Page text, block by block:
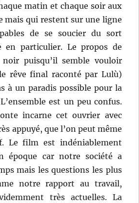
matin et chaque soir aux
mais qui restent sur une ligne
de se soucier du sort
en particulier. Le propos de
puisqu’il semble vouloir
rêve final raconté par Lulù)
à un paradis possible pour la
est un peu confus.
incarne cet ouvrier avec
appuyé, que l’on peut même
Le film est indéniablement
époque car notre société a
mais les questions les plus
notre rapport au travail,
très actuelles. La